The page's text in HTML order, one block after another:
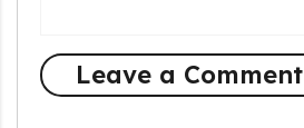
Leave a Comment